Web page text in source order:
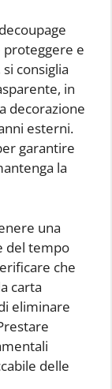
proteggere e
consiglia
in
decorazione
esterni.
garantire
la
una
del tempo
che
carta
eliminare
delle